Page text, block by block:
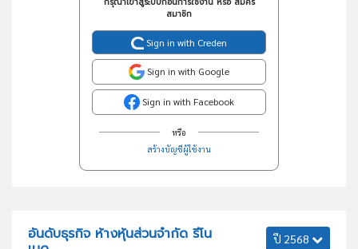
สมาชิก
Sign in with Creden
Sign in with Google
Sign in with Facebook
หรือ
สร้างบัญชีผู้ใช้งาน
อันดับธุรกิจ ห้างหุ้นส่วนจำกัด รีโน ปี 2568